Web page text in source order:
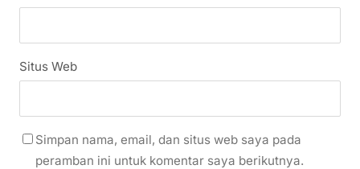
Situs Web
Simpan nama, email, dan situs web saya pada
peramban ini untuk komentar saya berikutnya.